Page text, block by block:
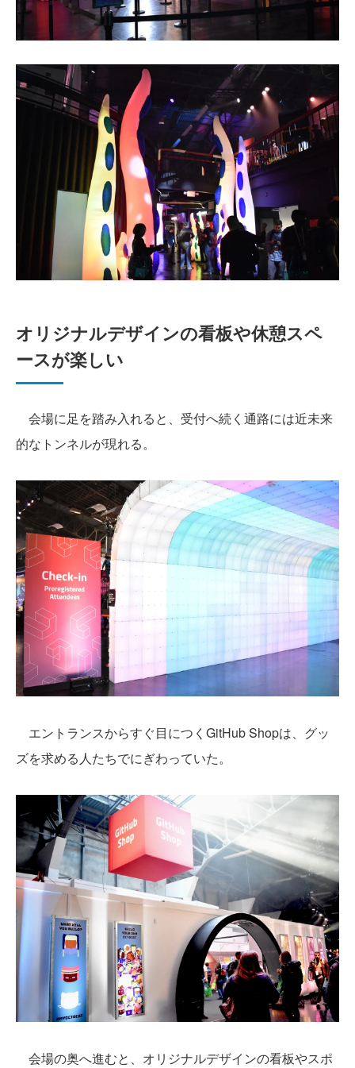
オリジナルデザインの看板や休憩スペ
ースが楽しい
会場に足を踏み入れると、受付へ続く通路には近未来
的なトンネルが現れる。
エントランスからすぐ目につくGitHub Shopは、グッ
ズを求める人たちでにぎわっていた。
会場の奥へ進むと、オリジナルデザインの看板やスポ